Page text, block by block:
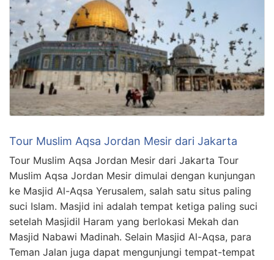
Tour Muslim Aqsa Jordan Mesir dari Jakarta
Tour Muslim Aqsa Jordan Mesir dari Jakarta Tour
Muslim Aqsa Jordan Mesir dimulai dengan kunjungan
ke Masjid Al-Aqsa Yerusalem, salah satu situs paling
suci Islam. Masjid ini adalah tempat ketiga paling suci
setelah Masjidil Haram yang berlokasi Mekah dan
Masjid Nabawi Madinah. Selain Masjid Al-Aqsa, para
Teman Jalan juga dapat mengunjungi tempat-tempat